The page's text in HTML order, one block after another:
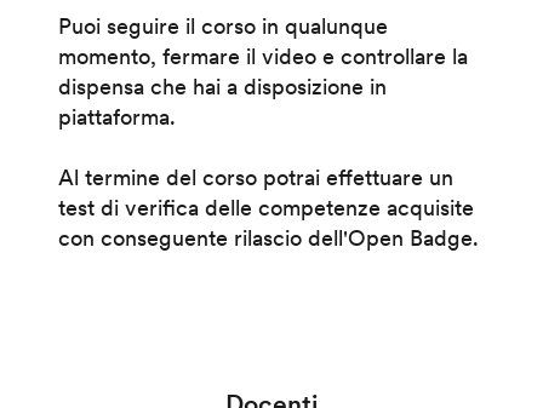
Puoi seguire il corso in qualunque
momento, fermare il video e controllare la
dispensa che hai a disposizione in
piattaforma.
Al termine del corso potrai effettuare un
test di verifica delle competenze acquisite
con conseguente rilascio dell'Open Badge.